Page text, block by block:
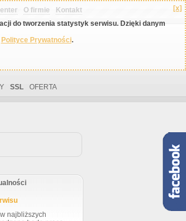
[x]
do tworzenia statystyk serwisu. Dzięki danym
Polityce Prywatności.
O firmie Kontakt
SSL OFERTA
najbliższych